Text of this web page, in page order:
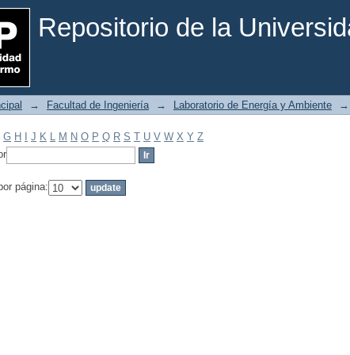
Repositorio de la
Materia
→ Facultad de Ingeniería → Laboratorio de Energía y Ambiente →
G H J K L M N O P Q R S T U V W X Y Z
página: